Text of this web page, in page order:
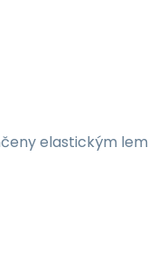
elastickým